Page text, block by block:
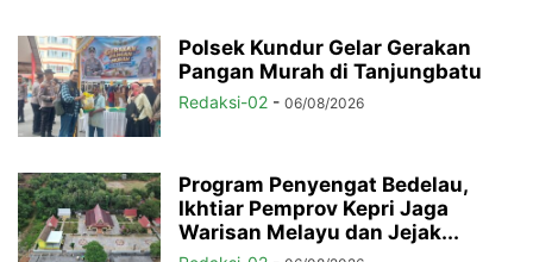
Polsek Kundur Gelar Gerakan
Pangan Murah di Tanjungbatu
Redaksi-02 - 06/08/2026
Program Penyengat Bedelau,
Ikhtiar Pemprov Kepri Jaga
Warisan Melayu dan Jejak...